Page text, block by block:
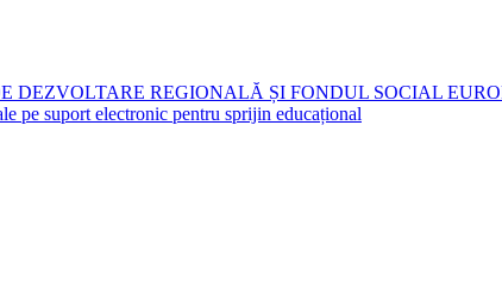
DEZVOLTARE REGIONALĂ ȘI FONDUL SOCIAL
suport electronic pentru sprijin educațional